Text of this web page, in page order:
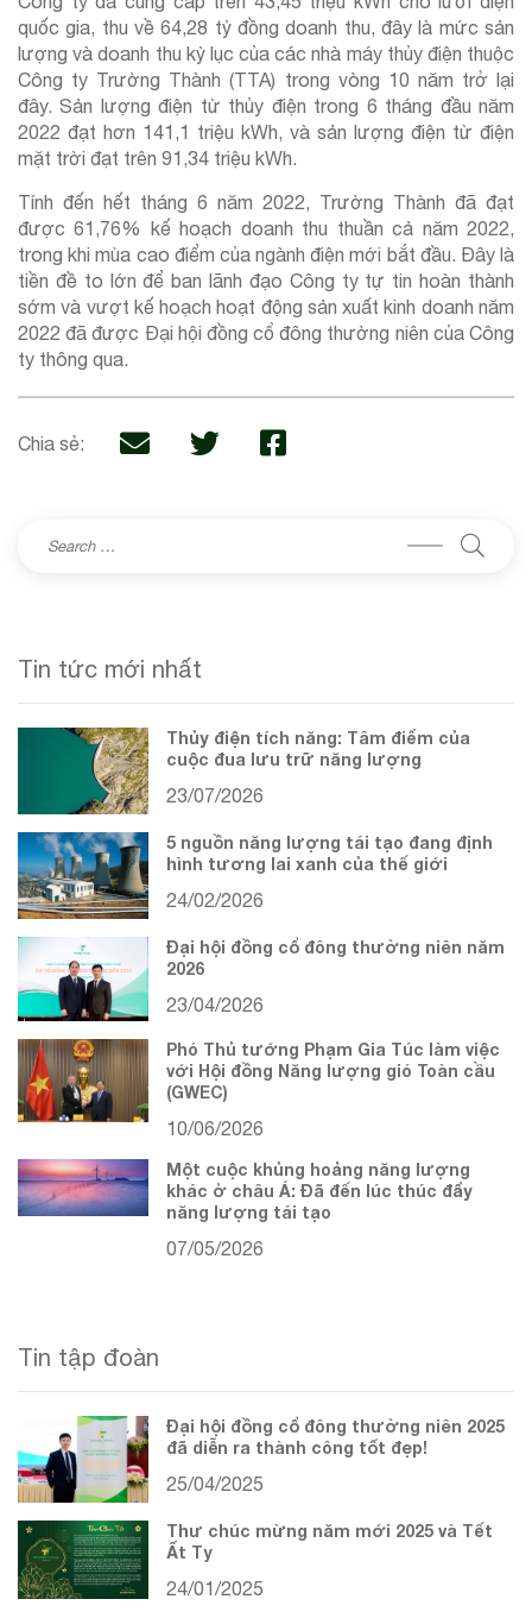
quốc gia, thu về 64,28 tỷ đồng doanh thu, đây là mức sản
lượng và doanh thu kỷ lục của các nhà máy thủy điện thuộc
Công ty Trường Thành (TTA) trong vòng 10 năm trở lại
đây. Sản lượng điện từ thủy điện trong 6 tháng đầu năm
2022 đạt hơn 141,1 triệu kWh, và sản lượng điện từ điện
mặt trời đạt trên 91,34 triệu kWh.
Tính đến hết tháng 6 năm 2022, Trường Thành đã đạt
được 61,76% kế hoạch doanh thu thuần cả năm 2022,
trong khi mùa cao điểm của ngành điện mới bắt đầu. Đây là
tiền đề to lớn để ban lãnh đạo Công ty tự tin hoàn thành
sớm và vượt kế hoạch hoạt động sản xuất kinh doanh năm
2022 đã được Đại hội đồng cổ đông thường niên của Công
ty thông qua.
Chia sẻ:
Tin tức mới nhất
Thủy điện tích năng: Tâm điểm của
cuộc đua lưu trữ năng lượng
23/07/2026
5 nguồn năng lượng tái tạo đang định
hình tương lai xanh của thế giới
24/02/2026
Đại hội đồng cổ đông thường niên năm
2026
23/04/2026
Phó Thủ tướng Phạm Gia Túc làm việc
với Hội đồng Năng lượng gió Toàn cầu
(GWEC)
10/06/2026
Một cuộc khủng hoảng năng lượng
khác ở châu Á: Đã đến lúc thúc đẩy
năng lượng tái tạo
07/05/2026
Tin tập đoàn
Đại hội đồng cổ đông thường niên 2025
đã diễn ra thành công tốt đẹp!
25/04/2025
Thư chúc mừng năm mới 2025 và Tết
Ất Tỵ
24/01/2025